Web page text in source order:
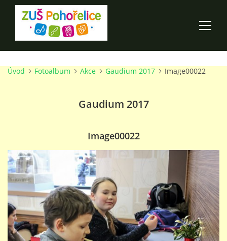
ÚVOD
100 LET ZUŠ POHOŘELICE
O ŠKOLE
PRO RODIČE
TALENTOVÉ ZKOUŠKY
Úvod Fotoalbum Akce Gaudium 2017 Image00022
Gaudium 2017
Image00022